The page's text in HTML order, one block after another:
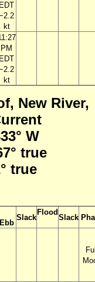
EDT
kt
PM
EDT
kt
New River,
W
true
true
Ebb
Slack
Flood
Slack